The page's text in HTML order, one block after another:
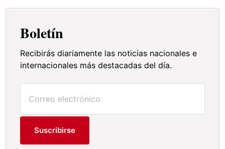
Boletín
Recibirás diariamente las noticias nacionales e
internacionales más destacadas del día.
Suscribirse